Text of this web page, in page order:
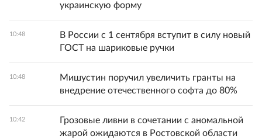
украинскую форму
10:48
В России с 1 сентября вступит в силу новый
ГОСТ на шариковые ручки
10:48
Мишустин поручил увеличить гранты на
внедрение отечественного софта до 80%
10:42
Грозовые ливни в сочетании с аномальной
жарой ожидаются в Ростовской области